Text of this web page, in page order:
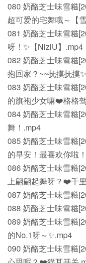
080 奶酪芝士味雪糍
超可爱的宅舞哦～【
081 奶酪芝士味雪糍
呀！✨【NiziU】.mp4
082 奶酪芝士味雪糍
抱回家？~~抚摸抚摸
083 奶酪芝士味雪糍
的旗袍少女嘛❤️格格
084 奶酪芝士味雪糍
舞！.mp4
085 奶酪芝士味雪糍
的早安！最喜欢你啦
086 奶酪芝士味雪糍
上翩翩起舞呀？❤️千
087 奶酪芝士味雪糍
088 奶酪芝士味雪糍
089 奶酪芝士味雪糍
的No.1呀～✨.mp4
090 奶酪芝士味雪糍